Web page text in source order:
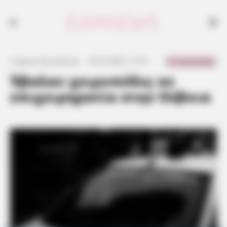
Έβαλαν χειροπέδες σε
επιχειρηματία στην Εύβοια